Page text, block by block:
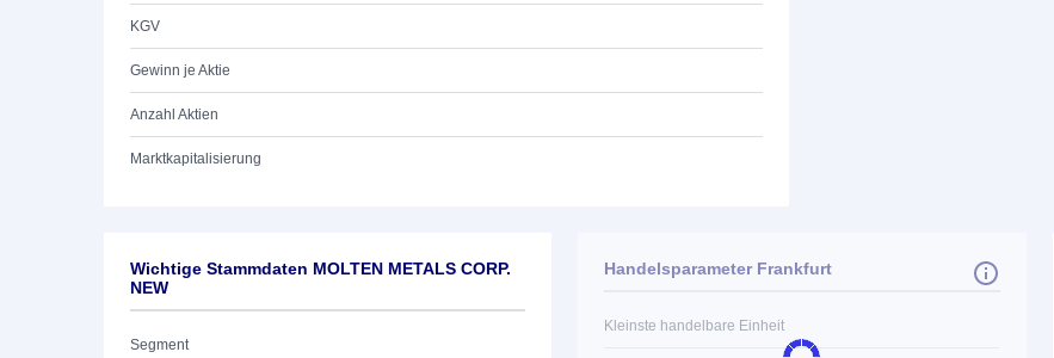
KGV
Gewinn je Aktie
Anzahl Aktien
Marktkapitalisierung
Wichtige Stammdaten MOLTEN METALS CORP.
NEW
Segment
Handelsparameter Frankfurt
Kleinste handelbare Einheit